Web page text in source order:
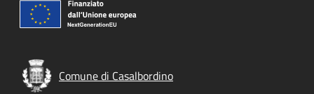
Comune di Casalbordino